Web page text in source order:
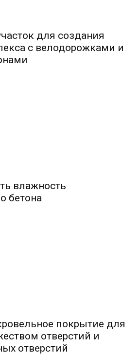
для создания
с велодорожками и
влажность
бетона
покрытие для
отверстий и
отверстий